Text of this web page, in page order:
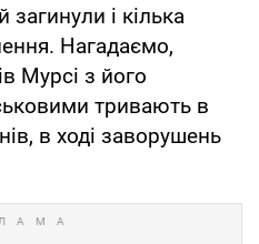
і кілька
Нагадаємо,
Мурсі з його
тривають в
в ході заворушень